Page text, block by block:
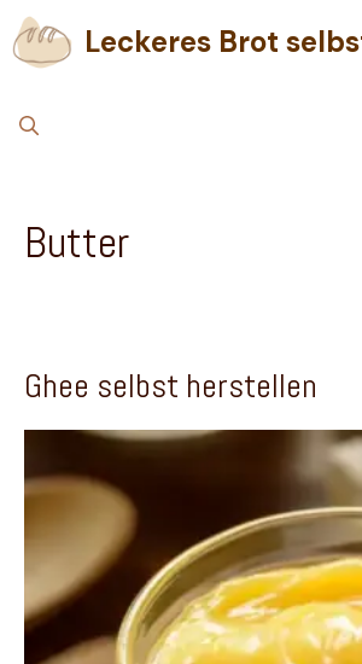
Zum
Inhalt
springen
Leckeres Brot
Butter
Ghee selbst herstellen